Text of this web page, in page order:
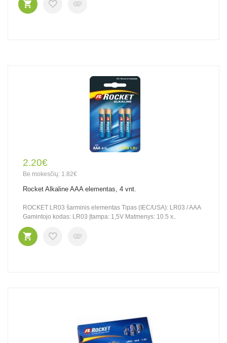
2.20€
Be mokesčių: 1.82€
Rocket Alkaline AAA elementas, 4 vnt.
ROCKET LR03 šarminis elementas Tipas (IEC/USA): LR03 / AAA
Gamintojo kodas: LR03 Įtampa: 1,5V Matmenys: 10.5 x..